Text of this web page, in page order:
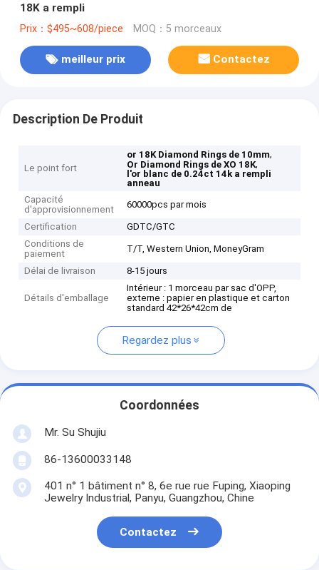
18K a rempli
Prix：$495~608/piece MOQ：5 morceaux
meilleur prix Contactez
Description De Produit
Le point fort
or 18K Diamond Rings de 10mm,
Or Diamond Rings de XO 18K,
l'or blanc de 0.24ct 14k a rempli
anneau
Capacité
d'approvisionnement
60000pcs par mois
Certification
GDTC/GTC
Conditions de
paiement
T/T, Western Union, MoneyGram
Délai de livraison 8-15 jours
Détails d'emballage
Intérieur : 1 morceau par sac d'OPP,
externe : papier en plastique et carton
standard 42*26*42cm de
Regardez plus
Coordonnées
Mr. Su Shujiu
86-13600033148
401 n° 1 bâtiment n° 8, 6e rue rue Fuping, Xiaoping
Jewelry Industrial, Panyu, Guangzhou, Chine
Contactez